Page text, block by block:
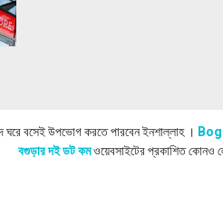
ঘরে বসেই উপভোগ করতে পারবেন ইনশাল্লাহ ।
বগুড়ার দই ডট কমওয়েবসাইটের প্রকাশিত কোনও